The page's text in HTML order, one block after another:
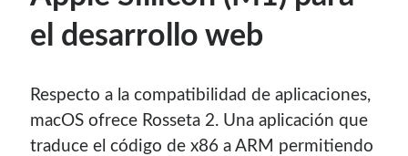
con el mantenimiento de este sitio:
Si deseas vender publicidad en tu propio blog o página
web, te recomiendo usarSeeding UP, buen servicio para
el desarrollo web
Respecto a la compatibilidad de aplicaciones,
macOS ofrece Rosseta 2. Una aplicación que
traduce el código de x86 a ARM permitiendo